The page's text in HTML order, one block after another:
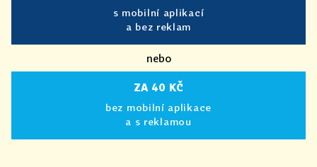
s mobilní aplikací
a bez reklam
nebo
ZA 40 KČ
bez mobilní aplikace
a s reklamou